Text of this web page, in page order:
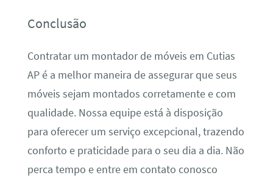
Conclusão
Contratar um montador de móveis em Cutias
AP é a melhor maneira de assegurar que seus
móveis sejam montados corretamente e com
qualidade. Nossa equipe está à disposição
para oferecer um serviço excepcional, trazendo
conforto e praticidade para o seu dia a dia. Não
perca tempo e entre em contato conosco